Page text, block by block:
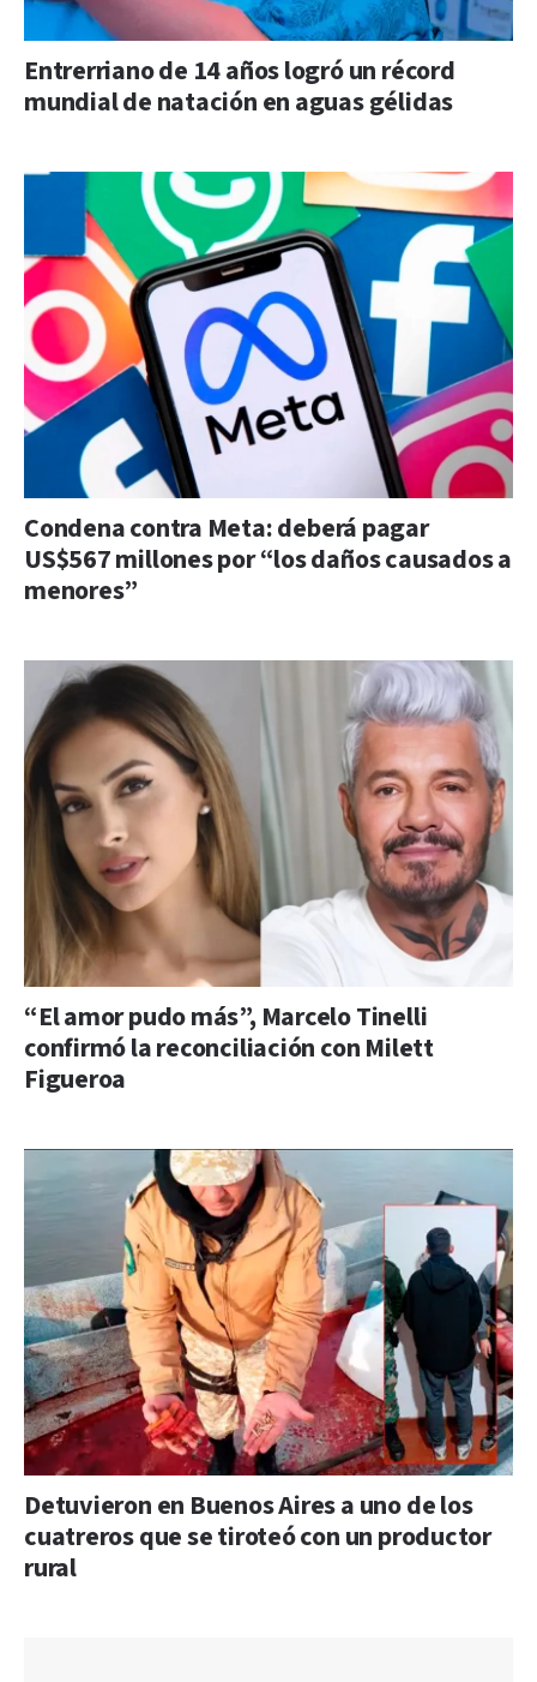
Entrerriano de 14 años logró un récord
mundial de natación en aguas gélidas
Condena contra Meta: deberá pagar
US$567 millones por “los daños causados a
menores”
“El amor pudo más”, Marcelo Tinelli
confirmó la reconciliación con Milett
Figueroa
Detuvieron en Buenos Aires a uno de los
cuatreros que se tiroteó con un productor
rural